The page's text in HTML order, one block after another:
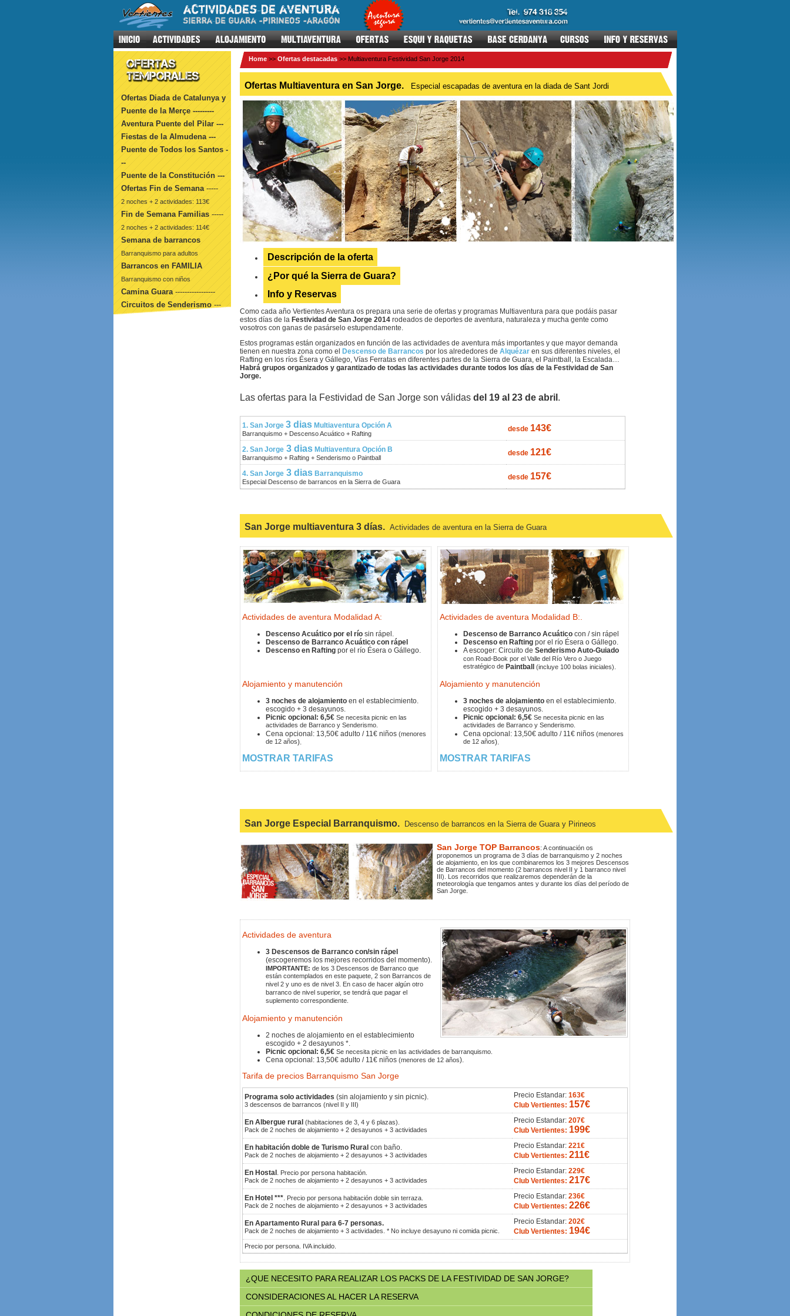
Ofertas Diada de Catalunya y
Puente de la Merçe ---------
Aventura Puente del Pilar ---
Fiestas de la Almudena ---
Puente de Todos los Santos -
--
Puente de la Constitución ---
Ofertas Fin de Semana -----
2 noches + 2 actividades: 113€
Fin de Semana Familias -----
2 noches + 2 actividades: 114€
Semana de barrancos
Barranquismo para adultos
Barrancos en FAMILIA
Barranquismo con niños
Camina Guara -----------------
Circuitos de Senderismo ---
Home >> Ofertas destacadas >> Multiaventura Festividad San Jorge 2014
Ofertas Multiaventura en San Jorge. Especial escapadas de aventura en la diada de Sant Jordi
Descripción de la oferta
¿Por qué la Sierra de Guara?
Info y Reservas
Como cada año Vertientes Aventura os prepara una serie de ofertas y programas Multiaventura para que podáis pasar
estos días de la Festividad de San Jorge 2014 rodeados de deportes de aventura, naturaleza y mucha gente como
vosotros con ganas de pasárselo estupendamente.
Estos programas están organizados en función de las actividades de aventura más importantes y que mayor demanda
tienen en nuestra zona como el
Descenso de Barrancos por los alrededores de Alquézar en sus diferentes niveles, el
Rafting en los ríos Ésera y Gállego, Vías Ferratas en diferentes partes de la Sierra de Guara, el Paintball, la Escalada…
Habrá grupos organizados y garantizado de todas las actividades durante todos los días de la Festividad de San
Jorge.
Las ofertas para la Festividad de San Jorge son válidas del 19 al 23 de abril .
1. San Jorge 3 dias Multiaventura Opción A
Barranquismo + Descenso Acuático + Rafting
desde 143€
2. San Jorge 3 dias Multiaventura Opción B
Barranquismo + Rafting + Senderismo o Paintball
desde 121€
4. San Jorge 3 dias Barranquismo
Especial Descenso de barrancos en la Sierra de Guara
desde 157€
San Jorge multiaventura 3 días. Actividades de aventura en la Sierra de Guara
Actividades de aventura Modalidad A:
Descenso Acuático por el río sin rápel.
Descenso de Barranco Acuático con rápel
Descenso en Rafting por el río Ésera o Gállego.
Alojamiento y manutención
3 noches de alojamiento en el establecimiento.
escogido + 3 desayunos.
Picnic opcional: 6,5€ Se necesita picnic en las
actividades de Barranco y Senderismo.
Cena opcional: 13,50€ adulto / 11€ niños (menores
de 12 años).
MOSTRAR TARIFAS
Actividades de aventura Modalidad B:.
Descenso de Barranco Acuático con / sin rápel
Descenso en Rafting por el río Ésera o Gállego.
A escoger: Circuito deSenderismo Auto-Guiado
con Road-Book por el Valle del Río Vero o Juego
estratégico de Paintball(incluye 100 bolas iniciales).
Alojamiento y manutención
3 noches de alojamiento en el establecimiento.
escogido + 3 desayunos.
Picnic opcional: 6,5€ Se necesita picnic en las
actividades de Barranco y Senderismo.
Cena opcional: 13,50€ adulto / 11€ niños (menores
de 12 años).
MOSTRAR TARIFAS
San Jorge Especial Barranquismo. Descenso de barrancos en la Sierra de Guara y Pirineos
San Jorge TOP Barrancos: A continuación os
proponemos un programa de 3 días de barranquismo y 2 noches
de alojamiento, en los que combinaremos los 3 mejores Descensos
de Barrancos del momento (2 barrancos nivel II y 1 barranco nivel
III). Los recorridos que realizaremos dependerán de la
meteorología que tengamos antes y durante los días del período de
San Jorge.
Actividades de aventura
3 Descensos de Barranco con/sin rápel
(escogeremos los mejores recorridos del momento).
IMPORTANTE: de los 3 Descensos de Barranco que
están contemplados en este paquete, 2 son Barrancos de
nivel 2 y uno es de nivel 3. En caso de hacer algún otro
barranco de nivel superior, se tendrá que pagar el
suplemento correspondiente.
Alojamiento y manutención
2 noches de alojamiento en el establecimiento
escogido + 2 desayunos *.
Picnic opcional: 6,5€ Se necesita picnic en las actividades de barranquismo.
Cena opcional: 13,50€ adulto / 11€ niños (menores de 12 años).
Tarifa de precios Barranquismo San Jorge
Programa solo actividades (sin alojamiento y sin picnic).
3 descensos de barrancos (nivel II y III)
Precio Estandar: 163€
Club Vertientes: 157€
En Albergue rural (habitaciones de 3, 4 y 6 plazas).
Pack de 2 noches de alojamiento + 2 desayunos + 3 actividades
Precio Estandar: 207€
Club Vertientes: 199€
En habitación doble de Turismo Rural con baño.
Pack de 2 noches de alojamiento + 2 desayunos + 3 actividades
Precio Estandar: 221€
Club Vertientes: 211€
En Hostal. Precio por persona habitación.
Pack de 2 noches de alojamiento + 2 desayunos + 3 actividades
Precio Estandar: 229€
Club Vertientes: 217€
En Hotel ***. Precio por persona habitación doble sin terraza.
Pack de 2 noches de alojamiento + 2 desayunos + 3 actividades
Precio Estandar: 236€
Club Vertientes: 226€
En Apartamento Rural para 6-7 personas.
Pack de 2 noches de alojamiento + 3 actividades. * No incluye desayuno ni comida picnic.
Precio Estandar: 202€
Club Vertientes: 194€
Precio por persona. IVA incluido.
¿QUE NECESITO PARA REALIZAR LOS PACKS DE LA FESTIVIDAD DE SAN JORGE?
CONSIDERACIONES AL HACER LA RESERVA